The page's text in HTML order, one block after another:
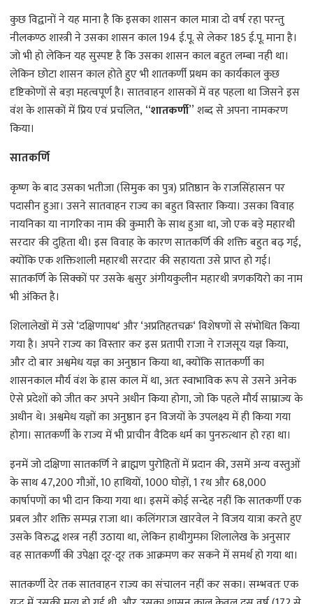
कुछ विद्वानों ने यह माना है कि इसका शासन काल मात्रा दो वर्ष रहा परन्तु
नीलकण्ठ शास्त्री ने उसका शासन काल 194 ई.पू. से लेकर 185 ई.पू. माना है।
जो भी हो लेकिन यह सुस्पष्ट है कि उसका शासन काल बहुत लम्बा नही था।
लेकिन छोटा शासन काल होते हुए भी शातकर्णी प्रथम का कार्यकाल कुछ
दृष्टिकोणों से बड़ा महत्वपूर्ण है। सातवाहन शासकों में वह पहला था जिसने इस
वंश के शासकों में प्रिय एवं प्रचलित, ‘‘शातकर्णी’’ शब्द से अपना नामकरण
किया।
सातकर्णि
कृष्ण के बाद उसका भतीजा (सिमुक का पुत्र) प्रतिष्ठान के राजसिंहासन पर
पदासीन हुआ। उसने सातवाहन राज्य का बहुत विस्तार किया। उसका विवाह
नायनिका या नागरिका नाम की कुमारी के साथ हुआ था, जो एक बड़े महारथी
सरदार की दुहिता थी। इस विवाह के कारण सातकर्णि की शक्ति बहुत बढ़ गई,
क्योंकि एक शक्तिशाली महारथी सरदार की सहायता उसे प्राप्त हो गई।
सातकर्णि के सिक्कों पर उसके श्वसुर अंगीयकुलीन महारथी त्रणकयिरो का नाम
भी अंकित है।
शिलालेखों में उसे ‘दक्षिणापथ‘ और ‘अप्रतिहतचक्र‘ विशेषणों से संभोधित किया
गया है। अपने राज्य का विस्तार कर इस प्रतापी राजा ने राजसूय यज्ञ किया,
और दो बार अश्वमेध यज्ञ का अनुष्ठान किया था, क्योंकि सातकर्णी का
शासनकाल मौर्य वंश के ह्रास काल में था, अतः स्वाभाविक रूप से उसने अनेक
ऐसे प्रदेशों को जीत कर अपने अधीन किया होगा, जो कि पहले मौर्य साम्राज्य के
अधीन थे। अश्वमेध यज्ञों का अनुष्ठान इन विजयों के उपलक्ष्य में ही किया गया
होगा। सातकर्णी के राज्य में भी प्राचीन वैदिक धर्म का पुनरुत्थान हो रहा था।
इनमें जो दक्षिणा सातकर्णि ने ब्राह्मण पुरोहितों में प्रदान की, उसमें अन्य वस्तुओं
के साथ 47,200 गौओं, 10 हाथियों, 1000 घोड़ों, 1 रथ और 68,000
कार्षापणों का भी दान किया गया था। इसमें कोई सन्देह नहीं कि सातकर्णी एक
प्रबल और शक्ति सम्पन्न राजा था। कलिंगराज खारवेल ने विजय यात्रा करते हुए
उसके विरुद्ध शस्त्र नहीं उठाया था, लेकिन हाथीगुम्फ़ा शिलालेख के अनुसार
वह सातकर्णी की उपेक्षा दूर-दूर तक आक्रमण कर सकने में समर्थ हो गया था।
सातकर्णी देर तक सातवाहन राज्य का संचालन नहीं कर सका। सम्भवतः एक